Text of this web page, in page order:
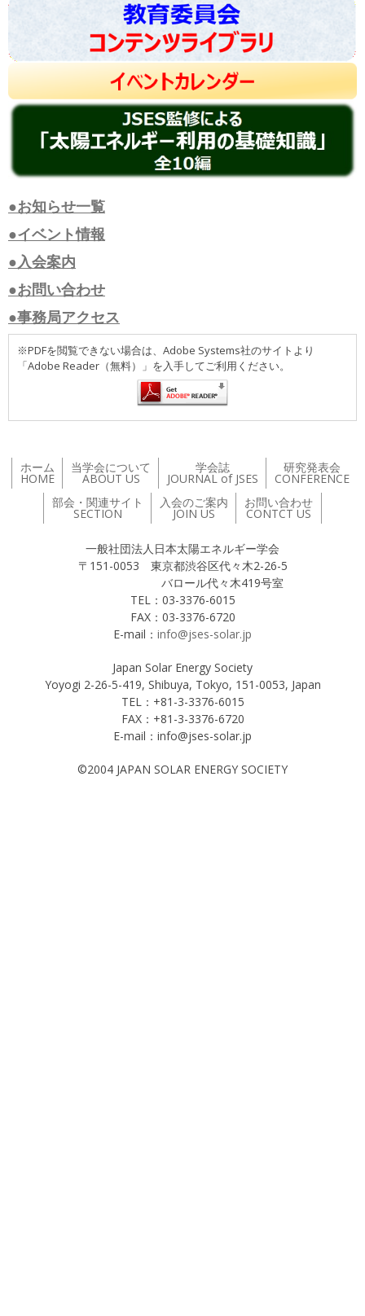
●お知らせ一覧
●イベント情報
●入会案内
●お問い合わせ
●事務局アクセス
※PDFを閲覧できない場合は、Adobe Systems社のサイトより
「Adobe Reader（無料）」を入手してご利用ください。
ホーム
HOME
当学会について
ABOUT US
学会誌
JOURNAL of JSES
研究発表会
CONFERENCE
部会・関連サイト
SECTION
入会のご案内
JOIN US
お問い合わせ
CONTCT US
一般社団法人日本太陽エネルギー学会
〒151-0053 東京都渋谷区代々木2-26-5
バロール代々木419号室
TEL：03-3376-6015
FAX：03-3376-6720
E-mail： info@jses-solar.jp
Japan Solar Energy Society
Yoyogi 2-26-5-419, Shibuya, Tokyo, 151-0053, Japan
TEL：+81-3-3376-6015
FAX：+81-3-3376-6720
E-mail：info@jses-solar.jp
©2004 JAPAN SOLAR ENERGY SOCIETY